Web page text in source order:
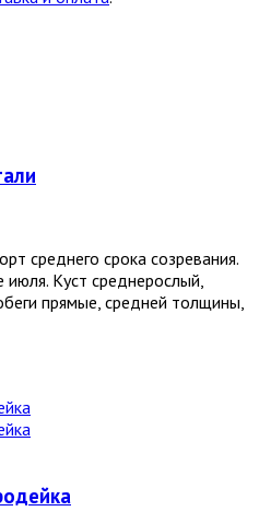
среднего срока созревания.
Куст среднерослый,
прямые, средней толщины,